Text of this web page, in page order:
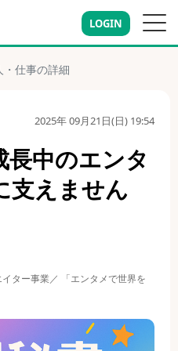
LOGIN
・仕事の詳細
2025年 09月21日(日) 19:54
長中のエンタ
支えません
ター事業／ 「エンタメで世界を